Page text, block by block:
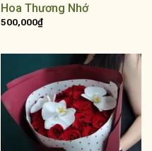
Hoa Thương Nhớ
500,000₫